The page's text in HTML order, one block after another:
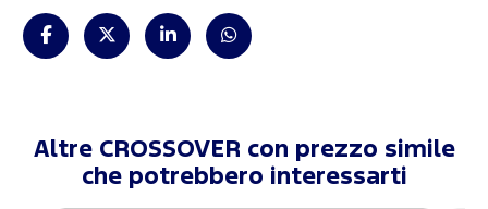
Altre CROSSOVER con prezzo simile
che potrebbero interessarti